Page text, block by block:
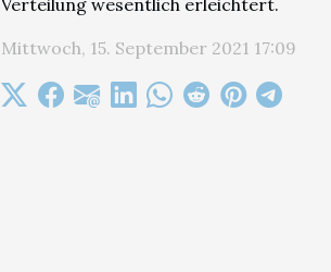
Verteilung wesentlich erleichtert.
Mittwoch, 15. September 2021 17:09